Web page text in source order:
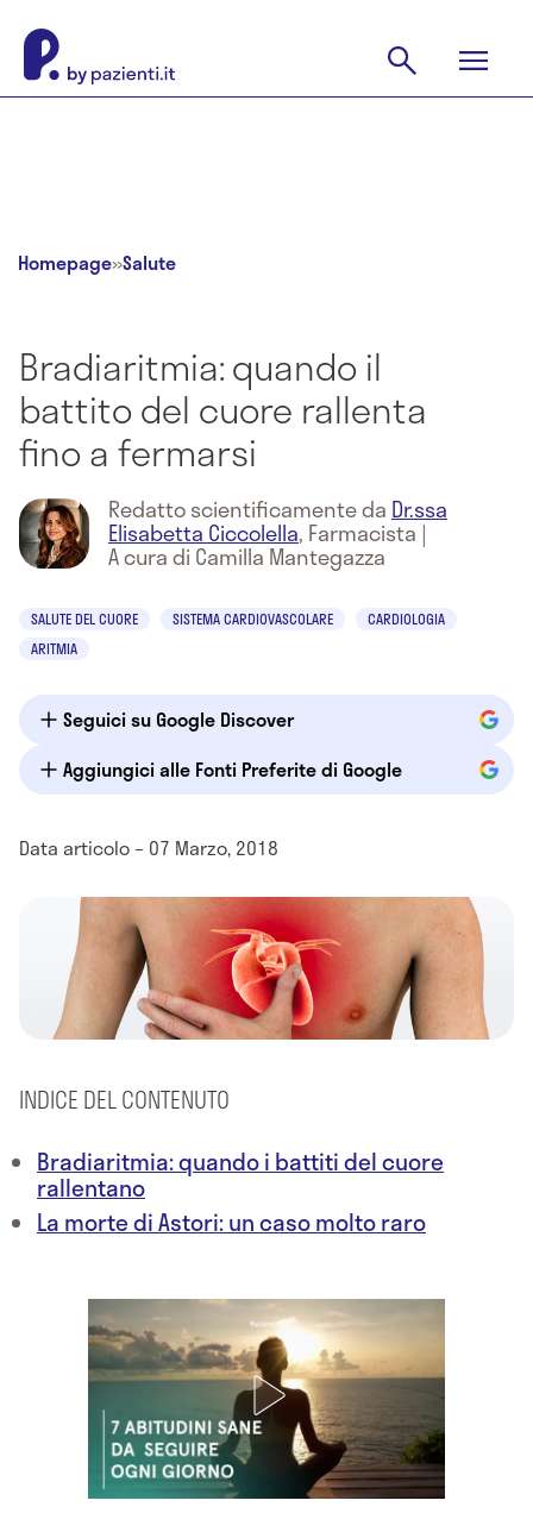
Homepage»Salute
Bradiaritmia: quando il
battito del cuore rallenta
fino a fermarsi
Redatto scientificamente da Dr.ssa
Elisabetta Ciccolella, Farmacista |
A cura di Camilla Mantegazza
SALUTE DEL CUORE SISTEMA CARDIOVASCOLARE
CARDIOLOGIA
ARITMIA
Seguici su Google Discover
Aggiungici alle Fonti Preferite di Google
Data articolo – 07 Marzo, 2018
INDICE DEL CONTENUTO
Bradiaritmia: quando i battiti del cuore
rallentano
La morte di Astori: un caso molto raro